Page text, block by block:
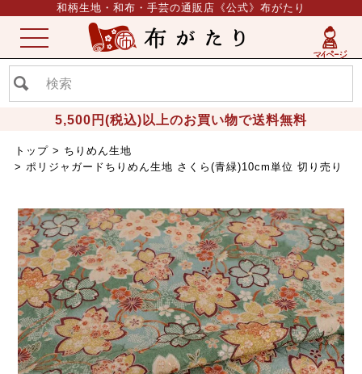
和柄生地・和布・手芸の通販店《公式》布がたり
5,500円(税込)以上のお買い物で送料無料
ME
NU
トップ
ちりめん生地
ポリジャガードちりめん生地 さくら(青緑)10cm単位 切り売り